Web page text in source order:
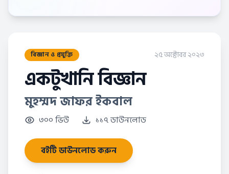
বিজ্ঞান ও প্রযুক্তি ২৫ অক্টোবর ২০২৩
একটুখানি বিজ্ঞান
মুহম্মদ জাফর ইকবাল
৩০০ ভিউ ১১৭ ডাউনলোড
বইটি ডাউনলোড করুন